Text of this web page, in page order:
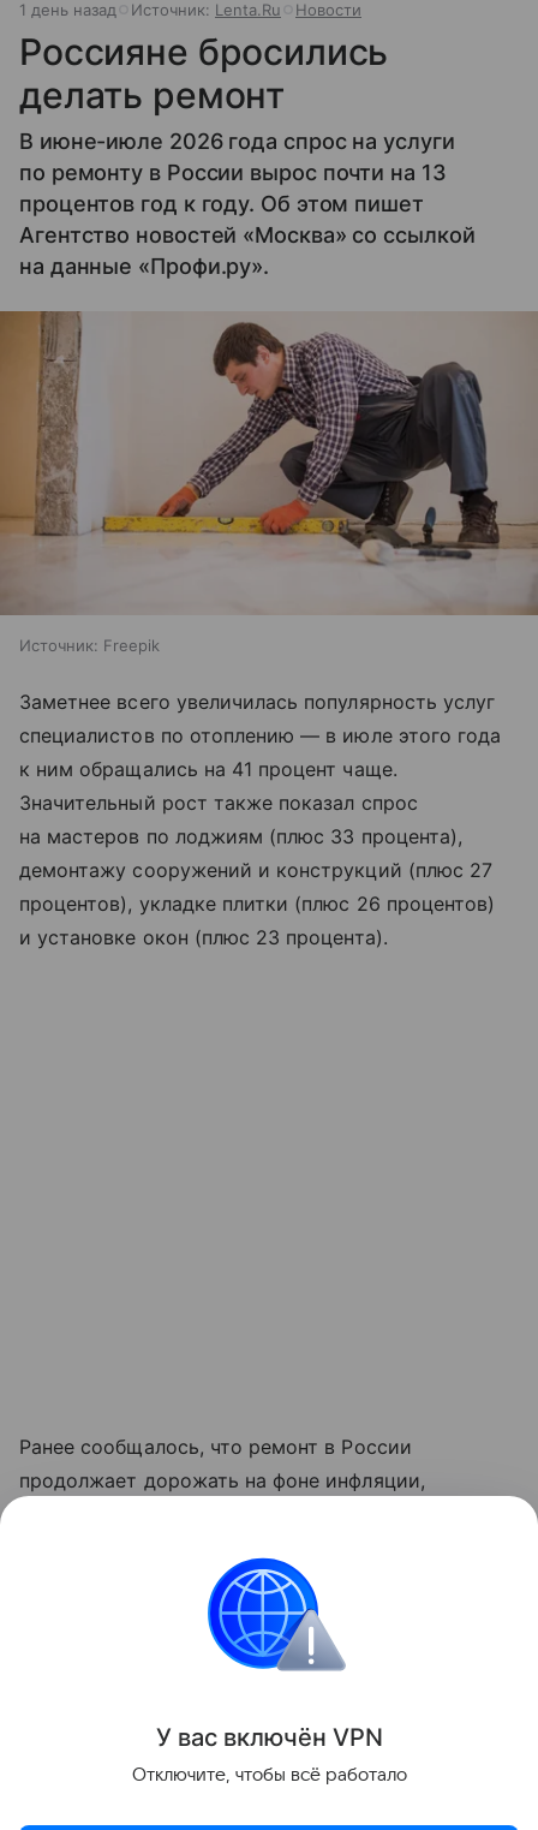
1 день назад Источник: Lenta.Ru Новости
Россияне бросились
делать ремонт
В июне-июле 2026 года спрос на услуги
по ремонту в России вырос почти на 13
процентов год к году. Об этом пишет
Агентство новостей «Москва» со ссылкой
на данные «Профи.ру».
Источник: Freepik
Заметнее всего увеличилась популярность услуг
специалистов по отоплению — в июле этого года
к ним обращались на 41 процент чаще.
Значительный рост также показал спрос
на мастеров по лоджиям (плюс 33 процента),
демонтажу сооружений и конструкций (плюс 27
процентов), укладке плитки (плюс 26 процентов)
и установке окон (плюс 23 процента).
Ранее сообщалось, что ремонт в России
продолжает дорожать на фоне инфляции,
оказался ниже прогнозов.
Ремонт и обустройство
Поделиться
У вас включён VPN
Отключите, чтобы всё работало